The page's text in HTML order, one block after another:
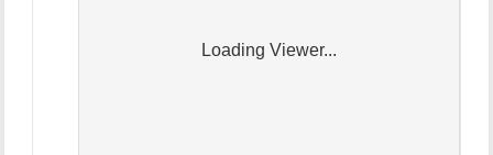
Loading Viewer...